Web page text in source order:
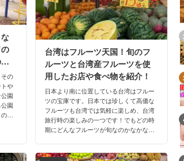
の
や
園
園
あ
台湾はフルーツ天国！旬のフ
ルーツと台湾産フルーツを使
用したお店や食べ物を紹介！
日本より南に位置している台湾はフルー
ツの宝庫です。日本では珍しくて高価な
フルーツも台湾では気軽に楽しめ、台湾
旅行時の楽しみの一つです！でもどの時
期にどんなフルーツが旬なのかなかなか
フルーツ、フルーツを使用したお店、商